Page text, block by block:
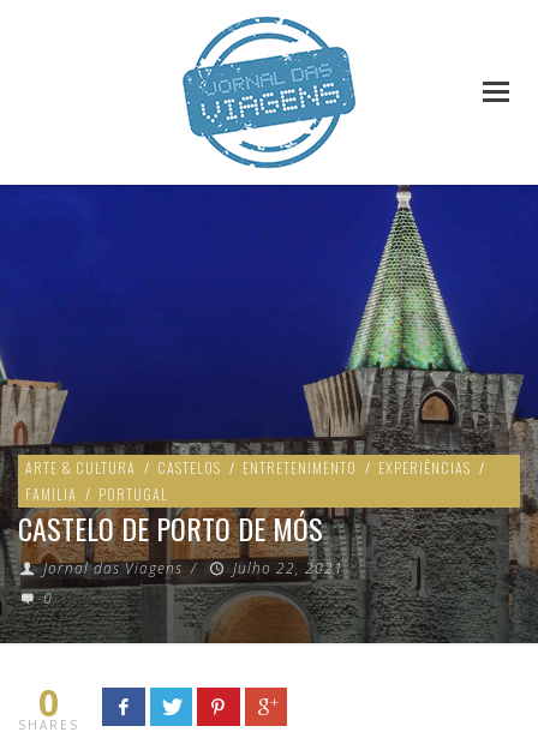
ARTE & CULTURA / CASTELOS / ENTRETENIMENTO / EXPERIÊNCIAS /
FAMILIA / PORTUGAL
CASTELO DE PORTO DE MÓS
Jornal das Viagens /
Julho 22, 2021
0
0
SHARES